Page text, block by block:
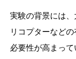
実験の背景には
リコプターなど
必要性が高まっ